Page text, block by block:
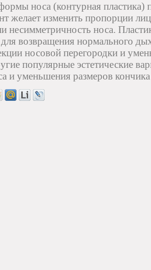
носа (контурная пластика)
желает изменить пропорции
несимметричность носа.
возвращения нормального
носовой перегородки и
популярные эстетические
и уменьшения размеров